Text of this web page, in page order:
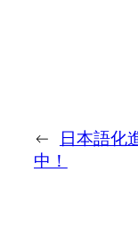
←
日本語化
中！